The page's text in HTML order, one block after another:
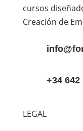
cursos
Creación de
+34 642
LEGAL